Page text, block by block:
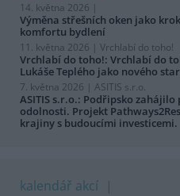
14. května 2026 |
Výměna střešních oken jako
komfortu bydlení
11. května 2026 | Vrchlabí do toho!
Vrchlabí do toho!: Vrchlabí do
Lukáše Teplého jako nového
7. května 2026 | ASITIS s.r.o.
ASITIS s.r.o.: Podřipsko
odolnosti. Projekt
krajiny s budoucími investicemi.
kalendář akcí